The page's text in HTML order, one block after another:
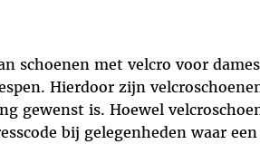
schoenen met velcro voor
Hierdoor zijn
gewenst is. Hoewel
bij gelegenheden waar